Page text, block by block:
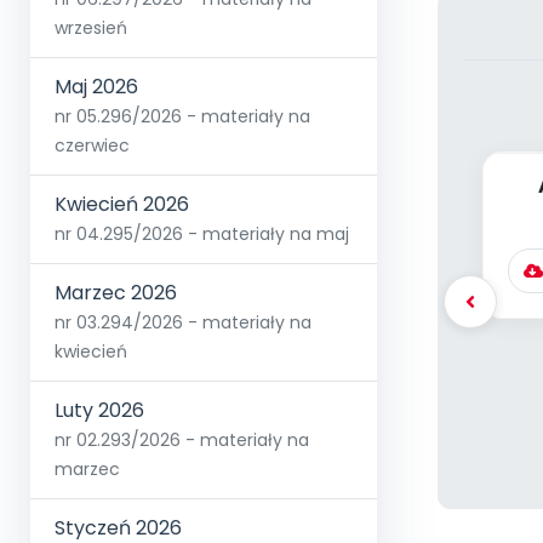
wrzesień
Maj 2026
nr 05.296/2026 - materiały na
czerwiec
Kwiecień 2026
nr 04.295/2026 - materiały na maj
Marzec 2026
nr 03.294/2026 - materiały na
kwiecień
Luty 2026
nr 02.293/2026 - materiały na
marzec
Styczeń 2026